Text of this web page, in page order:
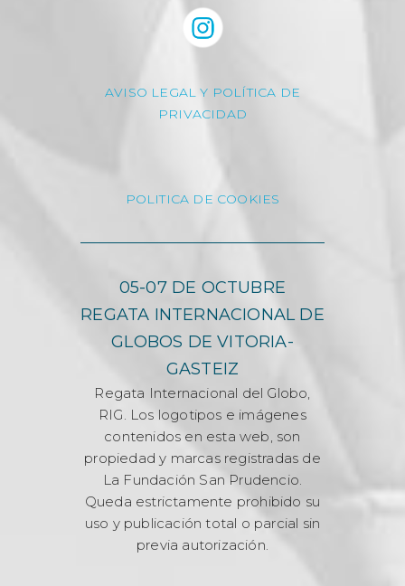
AVISO LEGAL Y POLÍTICA DE
PRIVACIDAD
POLITICA DE COOKIES
05-07 DE OCTUBRE
REGATA INTERNACIONAL DE
GLOBOS DE VITORIA-
GASTEIZ
Regata Internacional del Globo,
RIG. Los logotipos e imágenes
contenidos en esta web, son
propiedad y marcas registradas de
La Fundación San Prudencio.
Queda estrictamente prohibido su
uso y publicación total o parcial sin
previa autorización.